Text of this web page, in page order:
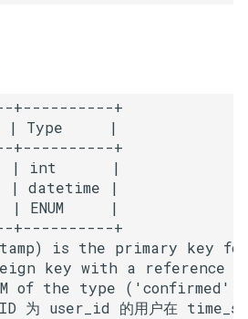
位数
组
相等
词
+----------+
| Type     |
+----------+
| int      |
| datetime |
ENUM     |
+----------+
is the primary key
key with a reference
of the type
ID 为 user_id 的用户在